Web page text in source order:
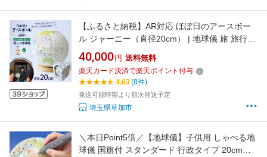
【ふるさと納税】AR対応 ほぼ日のアースボー
ル ジャーニー（直径20cm） | 地球儀 旅 旅行
AR 知育 学習 玩具 おもちゃ お祝い ギフト イン
テリア クリスマス 誕生日 プレゼント おすすめ
人気 ブランド 子ども 幼児 小学生 知育 勉強 学
習 ギフト 入園 入学 埼玉県 草加市
40,000 円 送料無料
楽天カード決済で楽天ポイント付与
4.63(8件)
発送可能時期より順次発送予定
埼玉県草加市
＼本日Point5倍／【地球儀】子供用 しゃべる地
球儀 国旗付 スタンダード 行政タイプ 20cm球